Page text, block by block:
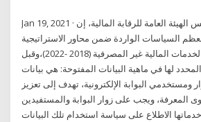
Jan 19, 2021 · قال محمد عمران، رئيس الهيئة العامة للرقابة المالية، إن
السياسات الواردة ضمن محاور الاستراتيجية
الشاملة لتطوير قطاع الخدمات المالية غير المصرفية (2018 -2022)،وقبل
لها في ماهية البيانات المفتوحة: هي بيانات
ومستخدمي البوابة الإلكترونية، تهدف إلى تعزيز
المعرفة، ويجب على زوار البوابة والمستفيدين
الاطلاع على سياسة استخدام تلك البيانات